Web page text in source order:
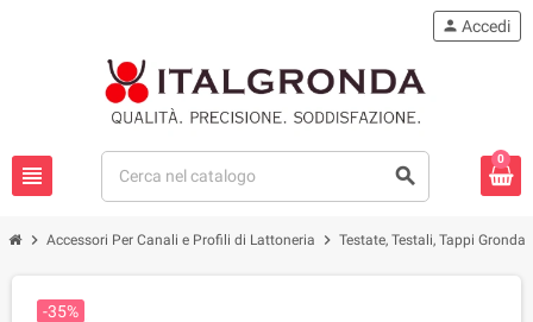
view_headline search
person Accedi
0
chevron_right Accessori Per Canali e Profili di Lattoneria chevron_right Testate, Testali, Tappi Gronda
-35%